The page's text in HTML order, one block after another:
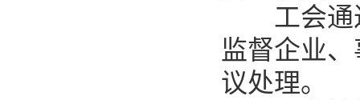
工会通过
监督企业
议处理。